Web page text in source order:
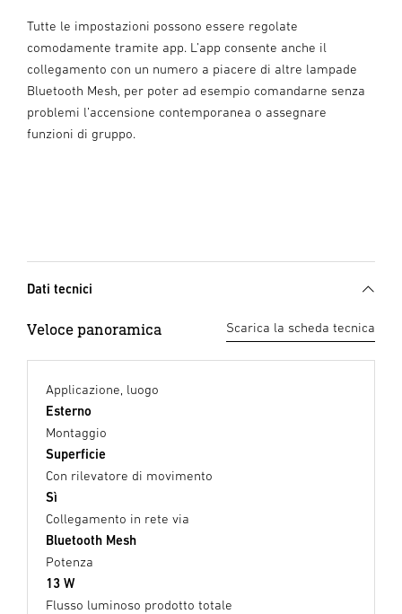
Tutte le impostazioni possono essere regolate
comodamente tramite app. L’app consente anche il
collegamento con un numero a piacere di altre lampade
Bluetooth Mesh, per poter ad esempio comandarne senza
problemi l’accensione contemporanea o assegnare
funzioni di gruppo.
Dati tecnici
Veloce panoramica Scarica la scheda tecnica
Applicazione, luogo
Esterno
Montaggio
Superficie
Con rilevatore di movimento
Sì
Collegamento in rete via
Bluetooth Mesh
Potenza
13 W
Flusso luminoso prodotto totale